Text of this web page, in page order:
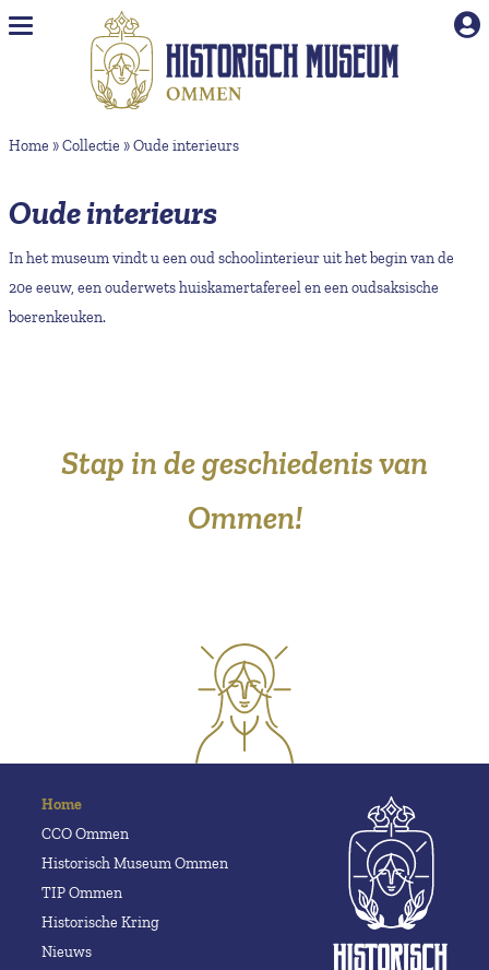
Naar hoofdinhoud
Home »Collectie »Oude interieurs
Oude interieurs
In het museum vindt u een oud schoolinterieur uit het begin van de
20e eeuw, een ouderwets huiskamertafereel en een oudsaksische
boerenkeuken.
Stap in de geschiedenis van
Ommen!
Home
CCO Ommen
Historisch Museum Ommen
TIP Ommen
Historische Kring
Nieuws